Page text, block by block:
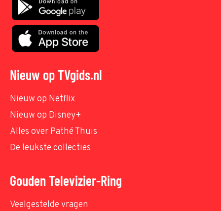
Nieuw op TVgids.nl
Nieuw op Netflix
Nieuw op Disney+
Alles over Pathé Thuis
De leukste collecties
Gouden Televizier-Ring
Veelgestelde vragen